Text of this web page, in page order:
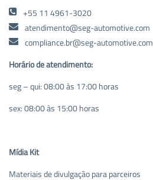
+55 11 4961-3020
atendimento@seg-automotive.com
compliance.br@seg-automotive.com
Horário de atendimento:
seg – qui: 08:00 às 17:00 horas
sex: 08:00 às 15:00 horas
Mídia Kit
Materiais de divulgação para parceiros